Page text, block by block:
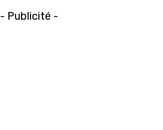
- Publicité -